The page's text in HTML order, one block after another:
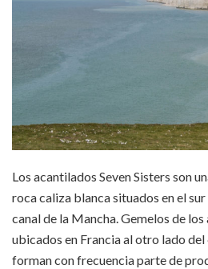
Los acantilados Seven Sisters son
roca caliza blanca situados en el
canal de la Mancha. Gemelos de
ubicados en Francia al otro lado
forman con frecuencia parte de